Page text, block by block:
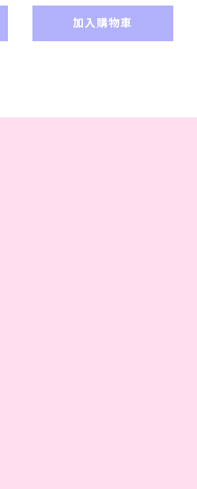
物異味消臭 大小便訓
練 廁所臭味清除
加入購物車